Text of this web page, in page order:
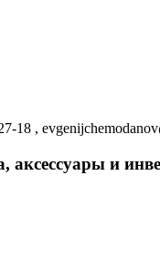
18 ,
аксессуары и